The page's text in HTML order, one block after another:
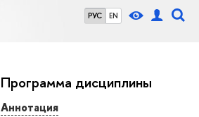
РУС EN
Программа дисциплины
Аннотация